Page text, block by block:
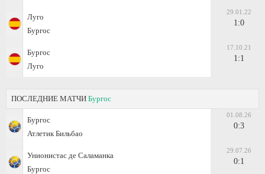
Луго
Бургос
29.01.22
1:0
Бургос
Луго
17.10.21
1:1
ПОСЛЕДНИЕ МАТЧИ Бургос
Бургос
Атлетик Бильбао
01.08.26
0:3
Унионистас де Саламанка
Бургос
29.07.26
0:1